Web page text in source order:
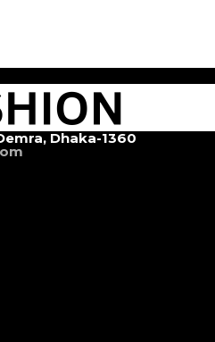
Dhaka-1360